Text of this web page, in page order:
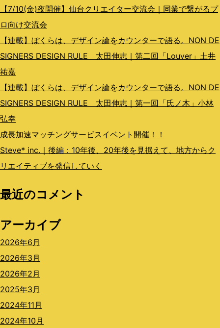
ン【7/10(金)夜開催】仙台クリエイター交流会｜同業で繋がるプ
ロ向け交流会
【連載】ぼくらは、デザイン論をカウンターで語る。NON DE
SIGNERS DESIGN RULE 太田伸志｜第二回「Louver」土井
祐嘉
【連載】ぼくらは、デザイン論をカウンターで語る。NON DE
SIGNERS DESIGN RULE 太田伸志｜第一回「氏ノ木」小林
弘幸
成長加速マッチングサービスイベント開催！！
Steve* inc.｜後編：10年後、20年後を見据えて、地方からク
リエイティブを発信していく
最近のコメント
アーカイブ
2026年6月
2026年3月
2026年2月
2025年3月
2024年11月
2024年10月